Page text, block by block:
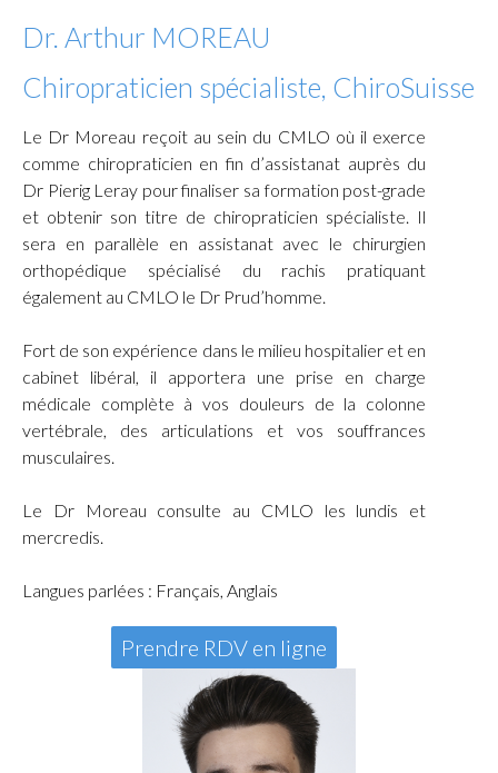
Dr. Arthur MOREAU
Chiropraticien spécialiste, ChiroSuisse
Le Dr Moreau reçoit au sein du CMLO où il exerce
comme chiropraticien en fin d’assistanat auprès du
Dr Pierig Leray pour finaliser sa formation post-grade
et obtenir son titre de chiropraticien spécialiste. Il
sera en parallèle en assistanat avec le chirurgien
orthopédique spécialisé du rachis pratiquant
également au CMLO le Dr Prud’homme.
Fort de son expérience dans le milieu hospitalier et en
cabinet libéral, il apportera une prise en charge
médicale complète à vos douleurs de la colonne
vertébrale, des articulations et vos souffrances
musculaires.
Le Dr Moreau consulte au CMLO les lundis et
mercredis.
Langues parlées : Français, Anglais
Prendre RDV en ligne